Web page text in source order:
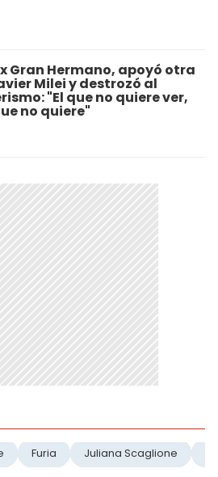
Gran Hermano, apoyó otra
Milei y destrozó al
"El que no quiere ver,
no quiere"
Furia Juliana Scaglione